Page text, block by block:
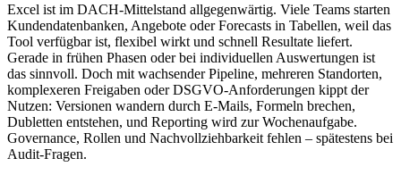
Excel ist im DACH-Mittelstand allgegenwärtig. Viele Teams starten
Kundendatenbanken, Angebote oder Forecasts in Tabellen, weil das
Tool verfügbar ist, flexibel wirkt und schnell Resultate liefert.
Gerade in frühen Phasen oder bei individuellen Auswertungen ist
das sinnvoll. Doch mit wachsender Pipeline, mehreren Standorten,
komplexeren Freigaben oder DSGVO-Anforderungen kippt der
Nutzen: Versionen wandern durch E-Mails, Formeln brechen,
Dubletten entstehen, und Reporting wird zur Wochenaufgabe.
Governance, Rollen und Nachvollziehbarkeit fehlen – spätestens bei
Audit-Fragen.